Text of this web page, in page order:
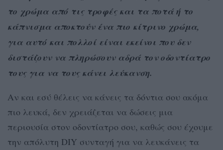
το χρώμα από τις τροφές και τα ποτά ή το
κάπνισμα αποκτούν ένα πιο κίτρινο χρώμα,
για αυτό και πολλοί είναι εκείνοι που δεν
διστάζουν να πληρώσουν αδρά τον οδοντίατρο
τους για να τους κάνει λεύκανση.
Αν και εσύ θέλεις να κάνεις τα δόντια σου ακόμα
πιο λευκά, δεν χρειάζεται να δώσεις μια
περιουσία στον οδοντίατρο σου, καθώς σου έχουμε
την απόλυτη DIY συνταγή για να λευκάνεις τα